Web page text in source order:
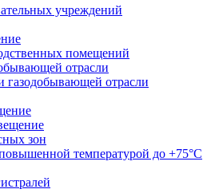
учреждений
помещений
отрасли
газодобывающей отрасли
зон
температурой до +75°C